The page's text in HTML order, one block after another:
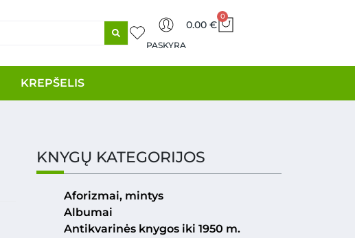
PASKYRA
0.00 €
0
KREPŠELIS
KNYGŲ KATEGORIJOS
Aforizmai, mintys
Albumai
Antikvarinės knygos iki 1950 m.